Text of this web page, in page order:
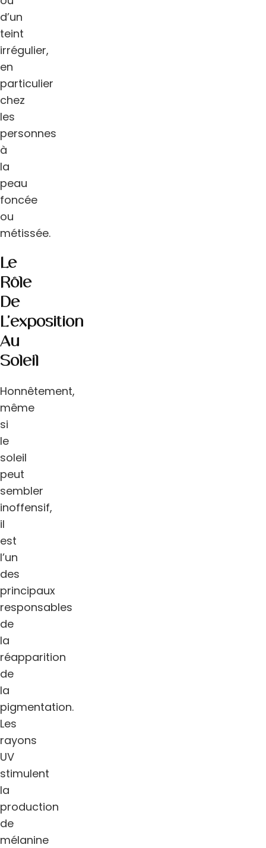
d’un
teint
irrégulier,
en
particulier
chez
les
personnes
à
la
peau
foncée
ou
métissée.
Le
Rôle
De
L’exposition
Au
Soleil
Honnêtement,
même
si
le
soleil
peut
sembler
inoffensif,
il
est
l’un
des
principaux
responsables
de
la
réapparition
de
la
pigmentation.
Les
rayons
UV
stimulent
la
production
de
mélanine